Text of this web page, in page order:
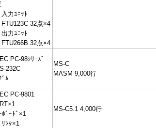
力ﾕﾆｯﾄ
32点×4
力ﾕﾆｯﾄ
32点×4
PC-98ｼﾘｰｽﾞ
232C
ﾞﾑ
MS-C
MASM 9,000行
PC-9801
ﾎﾞｰﾄﾞ×1
ﾘﾝﾀ×1
MS-C5.1 4,000行